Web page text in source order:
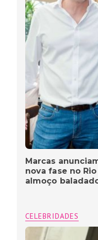
Marcas
nova fase no
almoço
CELEBRIDADES